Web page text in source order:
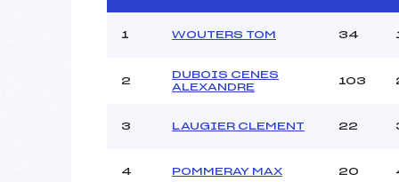
MANCHE 1
Heure de départ :
Ouvreurs A :
1 WOUTERS TOM 34
2
DUBOIS CENES
ALEXANDRE
103
3 LAUGIER CLEMENT 22
4 POMMERAY MAX 20